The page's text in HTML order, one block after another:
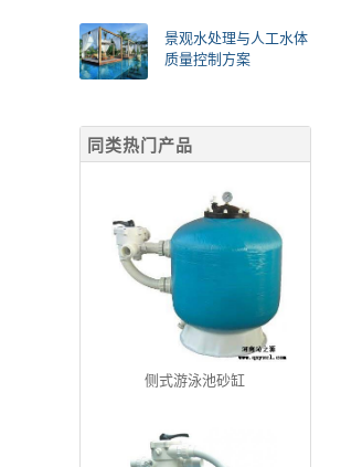
景观水处理与人工水体
质量控制方案
同类热门产品
侧式游泳池砂缸